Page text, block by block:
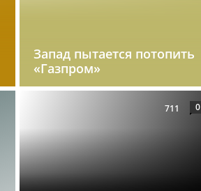
Запад пытается потопить
«Газпром»
711 0